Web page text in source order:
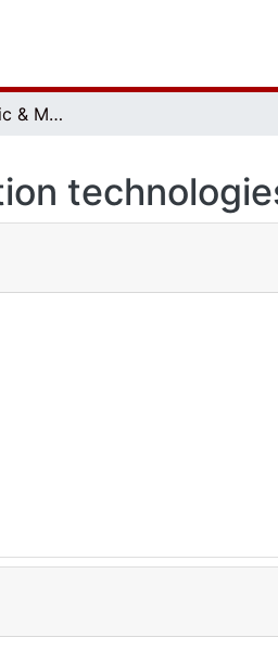
COVID-19 pandemic & Manipulation technologies